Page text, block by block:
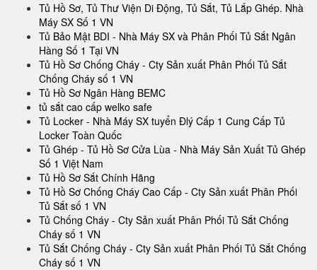
Tủ Hồ Sơ, Tủ Thư Viện Di Động, Tủ Sắt, Tủ Lắp Ghép. Nhà
Máy SX Số 1 VN
Tủ Bảo Mật BDI - Nhà Máy SX và Phân Phối Tủ Sắt Ngân
Hàng Số 1 Tại VN
Tủ Hồ Sơ Chống Cháy - Cty Sản xuất Phân Phối Tủ Sắt
Chống Cháy số 1 VN
Tủ Hồ Sơ Ngân Hàng BEMC
tủ sắt cao cấp welko safe
Tủ Locker - Nhà Máy SX tuyển Đlý Cấp 1 Cung Cấp Tủ
Locker Toàn Quốc
Tủ Ghép - Tủ Hồ Sơ Cửa Lùa - Nhà Máy Sản Xuất Tủ Ghép
Số 1 Việt Nam
Tủ Hồ Sơ Sắt Chính Hãng
Tủ Hồ Sơ Chống Cháy Cao Cấp - Cty Sản xuất Phân Phối
Tủ Sắt số 1 VN
Tủ Chống Cháy - Cty Sản xuất Phân Phối Tủ Sắt Chống
Cháy số 1 VN
Tủ Sắt Chống Cháy - Cty Sản xuất Phân Phối Tủ Sắt Chống
Cháy số 1 VN